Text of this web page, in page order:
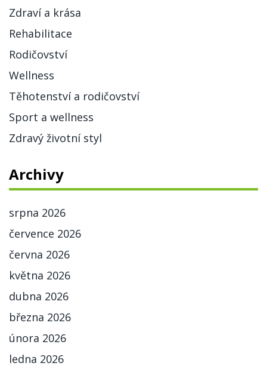
Zdraví a krása
Rehabilitace
Rodičovství
Wellness
Těhotenství a rodičovství
Sport a wellness
Zdravý životní styl
Archivy
srpna 2026
července 2026
června 2026
května 2026
dubna 2026
března 2026
února 2026
ledna 2026